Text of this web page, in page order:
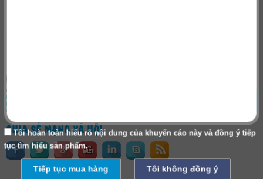
Tôi hoàn toàn hiểu rõ nội dung của khuyến cáo này và đồng ý tiếp
tục tìm hiểu sản phẩm.
Tiếp tục mua hàng Tôi không đồng ý
ĐĂNG KÝ NHẬN
CHIA SẺ MẠNG XÃ HỘI